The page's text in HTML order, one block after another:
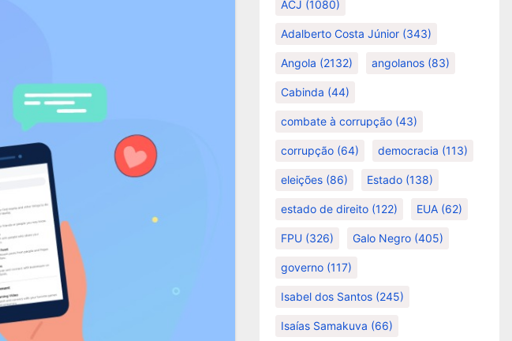
ACJ (1080)
Adalberto Costa Júnior (343)
Angola (2132) angolanos (83)
Cabinda (44)
combate à corrupção (43)
corrupção (64) democracia (113)
eleições (86) Estado (138)
estado de direito (122) EUA (62)
FPU (326) Galo Negro (405)
governo (117)
Isabel dos Santos (245)
Isaías Samakuva (66)